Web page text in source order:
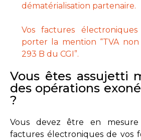
dématérialisation partenaire.
Vos factures
porter la mention “TVA
293 B du CGI”.
Vous êtes assujetti
des opérations
?
Vous devez être en
factures électroniques de vos